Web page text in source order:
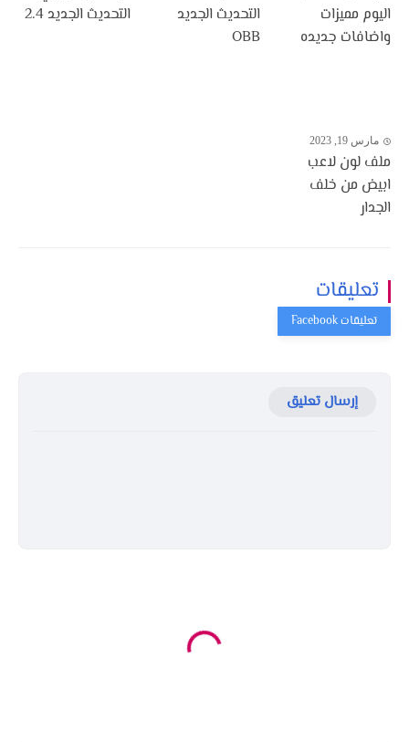
اليوم مميزات
واضافات جديده
التحديث الجديد
OBB
التحديث الجديد 2.4
مارس 19, 2023
ملف لون لاعب
ابيض من خلف
الجدار
تعليقات
إرسال تعليق